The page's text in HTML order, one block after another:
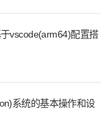
vscode(arm64)配置搭
系统的基本操作和设